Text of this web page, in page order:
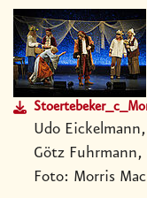
Udo
Götz Fuhrmann,
Foto: Morris